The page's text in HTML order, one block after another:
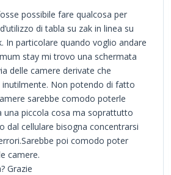
possibile fare qualcosa per
di tabla su zak in linea su
In particolare quando voglio andare
stay mi trovo una schermata
delle camere derivate che
Non potendo di fatto
sarebbe comodo poterle
una piccola cosa ma soprattutto
dal cellulare bisogna concentrarsi
poi comodo poter
camere.
Grazie